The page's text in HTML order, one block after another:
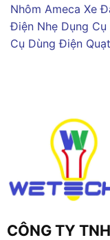
Nhôm Ameca Xe
Điện Nhẹ Dụng Cụ
Cụ Dùng Điện Quạt
CÔNG TY